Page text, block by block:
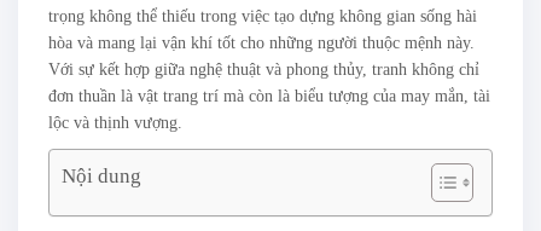
trọng không thể thiếu trong việc tạo dựng không gian sống hài
hòa và mang lại vận khí tốt cho những người thuộc mệnh này.
Với sự kết hợp giữa nghệ thuật và phong thủy, tranh không chỉ
đơn thuần là vật trang trí mà còn là biểu tượng của may mắn, tài
lộc và thịnh vượng.
Nội dung